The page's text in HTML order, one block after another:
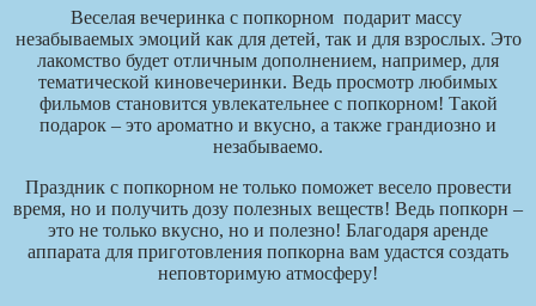
Веселая вечеринка с попкорном подарит массу
незабываемых эмоций как для детей, так и для взрослых. Это
лакомство будет отличным дополнением, например, для
тематической киновечеринки. Ведь просмотр любимых
фильмов становится увлекательнее с попкорном! Такой
подарок – это ароматно и вкусно, а также грандиозно и
незабываемо.
Праздник с попкорном не только поможет весело провести
время, но и получить дозу полезных веществ! Ведь попкорн –
это не только вкусно, но и полезно! Благодаря аренде
аппарата для приготовления попкорна вам удастся создать
неповторимую атмосферу!